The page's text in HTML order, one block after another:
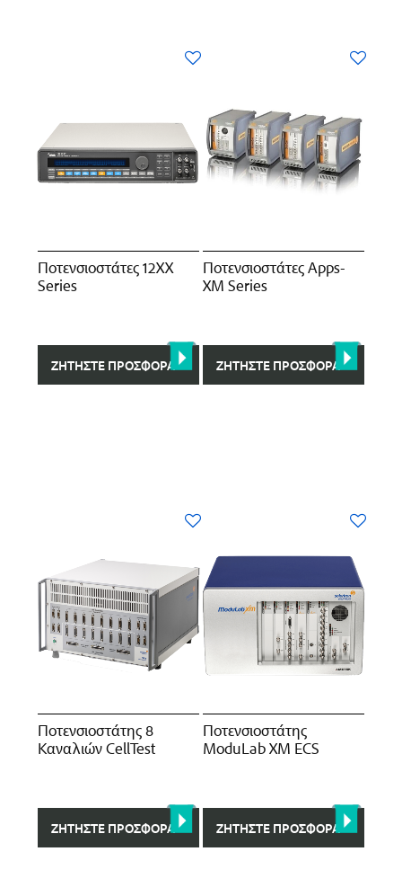
Ποτενσιοστάτες 12XX
Series
ΖΗΤΉΣΤΕ ΠΡΟΣΦΟΡΆ
Ποτενσιοστάτες Apps-
XM Series
ΖΗΤΉΣΤΕ ΠΡΟΣΦΟΡΆ
Ποτενσιοστάτης 8
Καναλιών CellTest
ΖΗΤΉΣΤΕ ΠΡΟΣΦΟΡΆ
Ποτενσιοστάτης
ModuLab XM ECS
ΖΗΤΉΣΤΕ ΠΡΟΣΦΟΡΆ